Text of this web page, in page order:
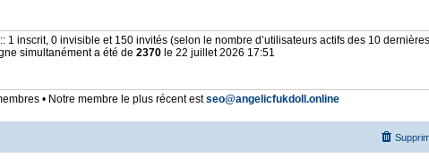
1 inscrit, 0 invisible et 150 invités (selon le nombre d’utilisateurs actifs des 10
simultanément a été de 2370 le 22 juillet 2026 17:51
• Notre membre le plus récent estseo@angelicfukdoll.online